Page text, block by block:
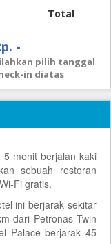
Total
-
pilih tanggal
in diatas
5 menit berjalan kaki
sebuah restoran
Fi gratis.
ini berjarak sekitar
dari Petronas Twin
Palace berjarak 45